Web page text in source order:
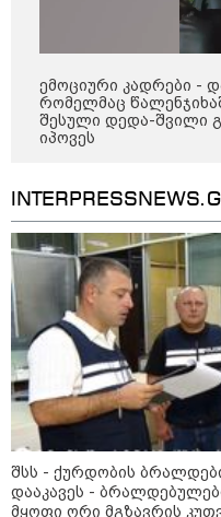
კატეგორიის
ემოციური კადრები -
რომელმაც
შესული დედა-შვილი
იპოვეს
შსს - ქურდობის
დააკავეს -
მყოფი ორი მგზავრის